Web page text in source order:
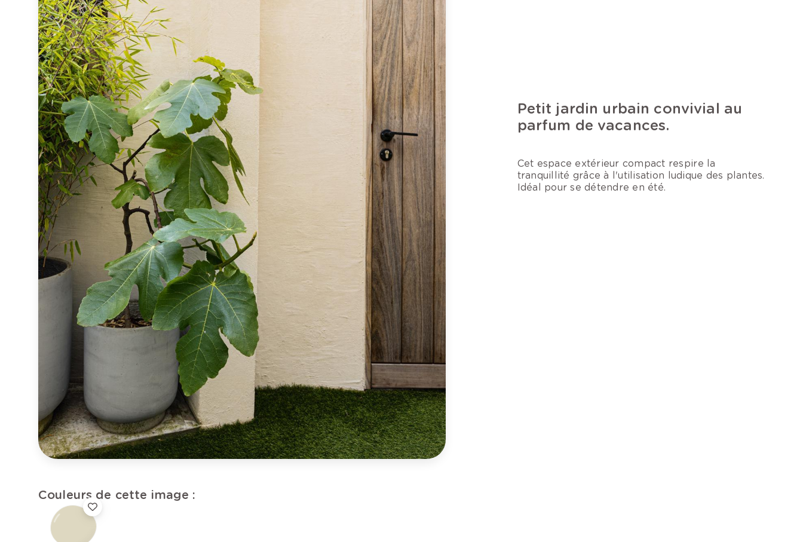
Petit jardin urbain convivial au
parfum de vacances.
Cet espace extérieur compact respire la
tranquillité grâce à l'utilisation ludique des plantes.
Idéal pour se détendre en été.
Couleurs de cette image :